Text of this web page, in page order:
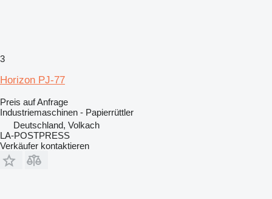
3
Horizon PJ-77
Preis auf Anfrage
Industriemaschinen - Papierrüttler
Deutschland, Volkach
LA-POSTPRESS
Verkäufer kontaktieren